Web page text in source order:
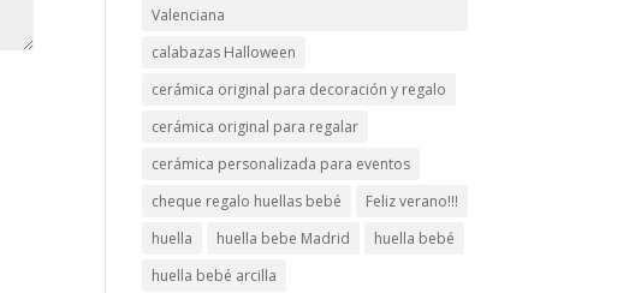
Valenciana
calabazas Halloween
cerámica original para decoración y regalo
cerámica original para regalar
cerámica personalizada para eventos
cheque regalo huellas bebé
Feliz verano!!!
huella
huella bebe Madrid
huella bebé
huella bebé arcilla